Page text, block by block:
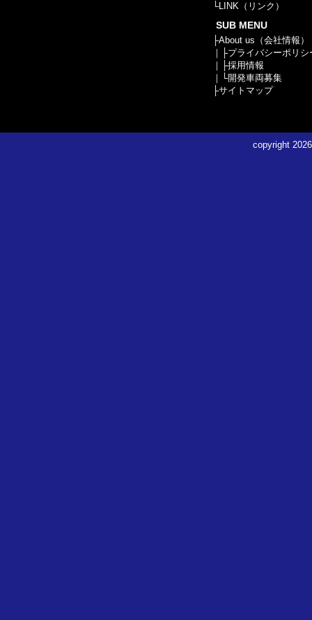
└LINK（リンク）
SUB MENU
├About us（会社情報）
｜├プライバシーポリシ
｜├採用情報
｜└開発車両募集
├サイトマップ
copyright